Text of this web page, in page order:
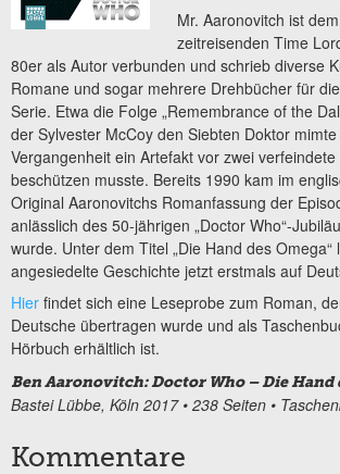
Mr. Aaronovitch ist
zeitreisenden Time
80er als Autor verbunden und schrieb diverse
Romane und sogar mehrere Drehbücher für
Serie. Etwa die Folge „Remembrance of the
der Sylvester McCoy den Siebten Doktor
Vergangenheit ein Artefakt vor zwei
beschützen musste. Bereits 1990 kam im
Original Aaronovitchs Romanfassung der
anlässlich des 50-jährigen „Doctor Who“-
wurde. Unter dem Titel „Die Hand des Omega“
angesiedelte Geschichte jetzt erstmals auf
Hier findet sich eine Leseprobe zum Roman,
Deutsche übertragen wurde und als
Hörbuch erhältlich ist.
Ben Aaronovitch: Doctor Who – Die Hand
Bastei Lübbe, Köln 2017 • 238 Seiten •
Kommentare